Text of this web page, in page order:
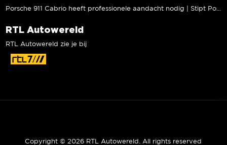
Porsche 911 Cabrio heeft professionele aandacht nodig | Stipt Polish Point
RTL Autowereld
RTL Autowereld zie je bij
Copyright © 2026 RTL Autowereld. All rights reserved